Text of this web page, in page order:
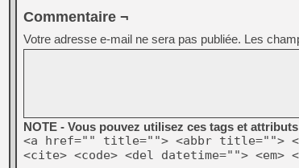
Commentaire ¬
Votre adresse e-mail ne sera pas publiée. Les
NOTE - Vous pouvez utilisez ces tags et
<a href="" title=""> <abbr title="">
<cite> <code> <del datetime="">